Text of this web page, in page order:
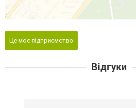
Це моє підприємство
Відгуки